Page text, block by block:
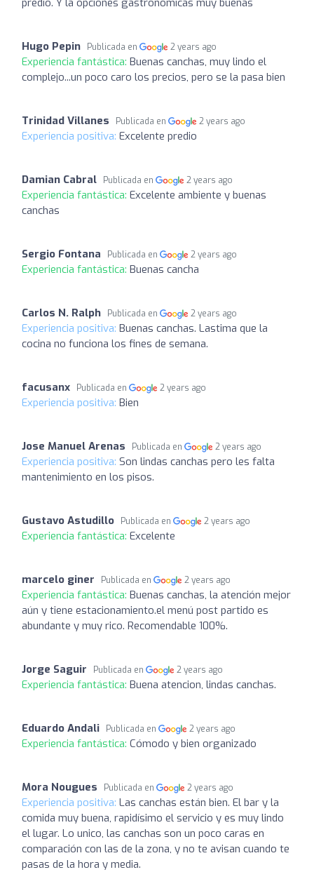
Hugo Pepin Publicada en 2 years ago
Experiencia fantástica: Buenas canchas, muy lindo el
complejo...un poco caro los precios, pero se la pasa bien
Trinidad Villanes Publicada en 2 years ago
Experiencia positiva: Excelente predio
Damian Cabral Publicada en 2 years ago
Experiencia fantástica: Excelente ambiente y buenas
canchas
Sergio Fontana Publicada en 2 years ago
Experiencia fantástica: Buenas cancha
Carlos N. Ralph Publicada en 2 years ago
Experiencia positiva: Buenas canchas. Lastima que la
cocina no funciona los fines de semana.
facusanx Publicada en 2 years ago
Experiencia positiva: Bien
Jose Manuel Arenas Publicada en 2 years ago
Experiencia positiva: Son lindas canchas pero les falta
mantenimiento en los pisos.
Gustavo Astudillo Publicada en 2 years ago
Experiencia fantástica: Excelente
marcelo giner Publicada en 2 years ago
Experiencia fantástica: Buenas canchas, la atención mejor
aún y tiene estacionamiento.el menú post partido es
abundante y muy rico. Recomendable 100%.
Jorge Saguir Publicada en 2 years ago
Experiencia fantástica: Buena atencion, lindas canchas.
Eduardo Andali Publicada en 2 years ago
Experiencia fantástica: Cómodo y bien organizado
Mora Nougues Publicada en 2 years ago
Experiencia positiva: Las canchas están bien. El bar y la
comida muy buena, rapidísimo el servicio y es muy lindo
el lugar. Lo unico, las canchas son un poco caras en
comparación con las de la zona, y no te avisan cuando te
pasas de la hora y media.